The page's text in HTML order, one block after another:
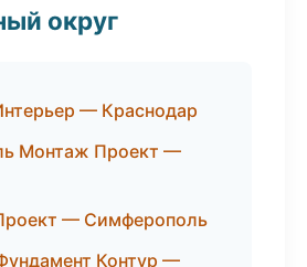
округ
— Краснодар
Монтаж Проект —
— Симферополь
Контур —